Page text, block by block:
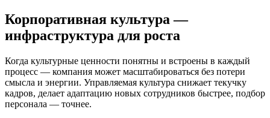
Корпоративная культура —
инфраструктура для роста
Когда культурные ценности понятны и встроены в каждый
процесс — компания может масштабироваться без потери
смысла и энергии. Управляемая культура снижает текучку
кадров, делает адаптацию новых сотрудников быстрее, подбор
персонала — точнее.